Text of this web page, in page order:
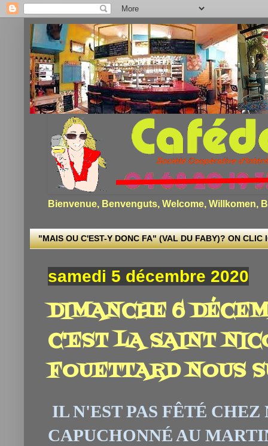
Bienvenue, Benvenguts, Welcome, Willkomen,
"MAIS OU C'EST-Y DONC FA" (VAL DU FABY)? ON CLIC
samedi 5 décembre 2020
DIMANCHE 6
C'EST LA SAINT
FOUETTARD NOUS
IL N'EST PAS FÊTÉ
CAPUCHONNÉ AU